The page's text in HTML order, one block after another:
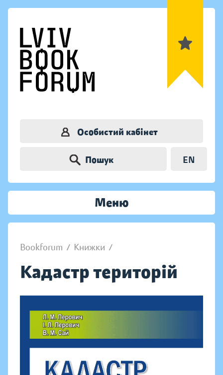
Особистий кабінет
Пошук EN
Меню
Bookforum / Книжки /
Кадастр територій